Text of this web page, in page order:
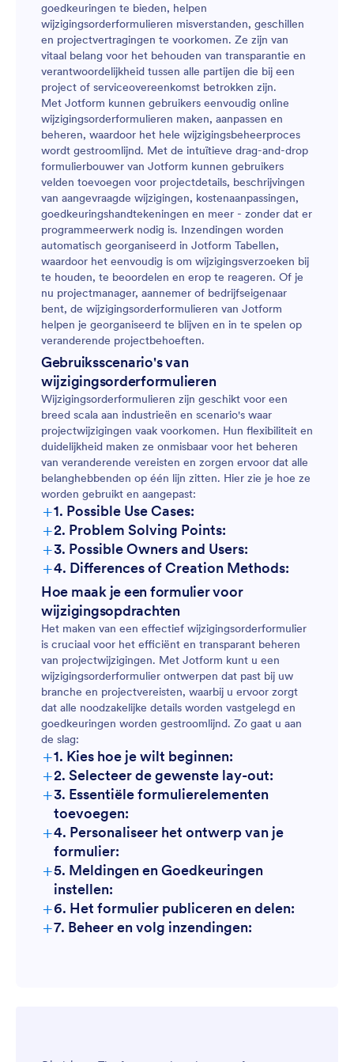
goedkeuringen te bieden, helpen
wijzigingsorderformulieren misverstanden, geschillen
en projectvertragingen te voorkomen. Ze zijn van
vitaal belang voor het behouden van transparantie en
verantwoordelijkheid tussen alle partijen die bij een
project of serviceovereenkomst betrokken zijn.
Met Jotform kunnen gebruikers eenvoudig online
wijzigingsorderformulieren maken, aanpassen en
beheren, waardoor het hele wijzigingsbeheerproces
wordt gestroomlijnd. Met de intuïtieve drag-and-drop
formulierbouwer van Jotform kunnen gebruikers
velden toevoegen voor projectdetails, beschrijvingen
van aangevraagde wijzigingen, kostenaanpassingen,
goedkeuringshandtekeningen en meer - zonder dat er
programmeerwerk nodig is. Inzendingen worden
automatisch georganiseerd in Jotform Tabellen,
waardoor het eenvoudig is om wijzigingsverzoeken bij
te houden, te beoordelen en erop te reageren. Of je
nu projectmanager, aannemer of bedrijfseigenaar
bent, de wijzigingsorderformulieren van Jotform
helpen je georganiseerd te blijven en in te spelen op
veranderende projectbehoeften.
Gebruiksscenario's van
wijzigingsorderformulieren
Wijzigingsorderformulieren zijn geschikt voor een
breed scala aan industrieën en scenario's waar
projectwijzigingen vaak voorkomen. Hun flexibiliteit en
duidelijkheid maken ze onmisbaar voor het beheren
van veranderende vereisten en zorgen ervoor dat alle
belanghebbenden op één lijn zitten. Hier zie je hoe ze
worden gebruikt en aangepast:
+1. Possible Use Cases:
+2. Problem Solving Points:
+3. Possible Owners and Users:
+4. Differences of Creation Methods:
Hoe maak je een formulier voor
wijzigingsopdrachten
Het maken van een effectief wijzigingsorderformulier
is cruciaal voor het efficiënt en transparant beheren
van projectwijzigingen. Met Jotform kunt u een
wijzigingsorderformulier ontwerpen dat past bij uw
branche en projectvereisten, waarbij u ervoor zorgt
dat alle noodzakelijke details worden vastgelegd en
goedkeuringen worden gestroomlijnd. Zo gaat u aan
de slag:
+1. Kies hoe je wilt beginnen:
+2. Selecteer de gewenste lay-out:
+3. Essentiële formulierelementen
toevoegen:
+4. Personaliseer het ontwerp van je
formulier:
+5. Meldingen en Goedkeuringen
instellen:
+6. Het formulier publiceren en delen:
+7. Beheer en volg inzendingen: